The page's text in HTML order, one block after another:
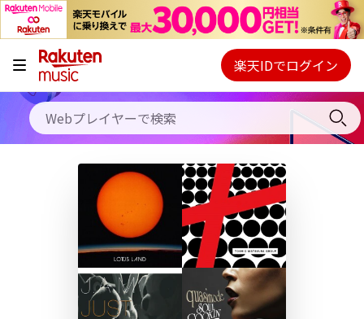
キャンペーン
料金プラン
使い方
初回30日間無料お試し
Webプレイヤー
ご契約内容の確認・変更
楽天IDでログイン